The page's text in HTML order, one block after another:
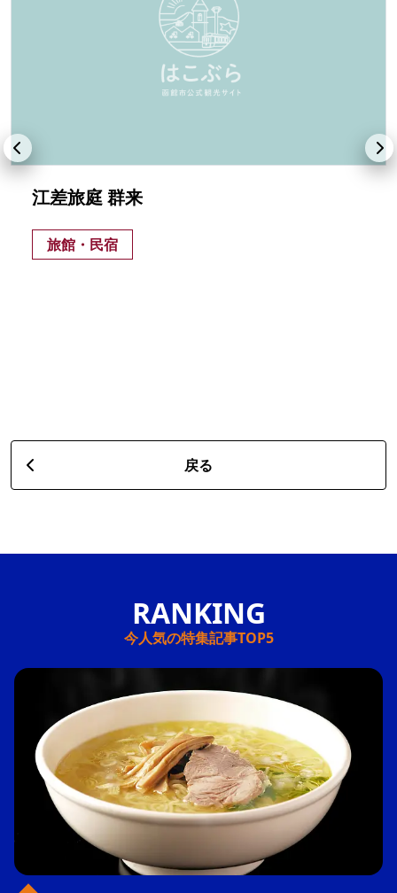
江差旅庭 群来
旅館・民宿
戻る
今人気の特集記事TOP5